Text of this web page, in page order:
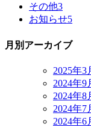
その他3
お知らせ5
月別アーカイブ
2025年3
2024年9
2024年8
2024年7
2024年6